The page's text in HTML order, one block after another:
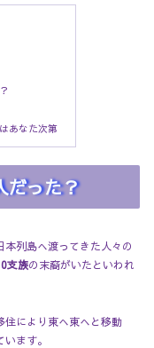
あなた次第
だった？
列島へ渡ってきた人々の
支族の末裔がいたといわれ
住により東へ東へと移動
ます。